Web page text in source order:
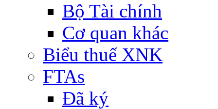
Bộ Tài chính
Cơ quan khác
Biểu thuế XNK
FTAs
Đã ký